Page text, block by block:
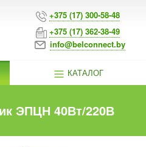
+375 (17) 300-58-48
+375 (17) 362-38-49
info@belconnect.by
КАТАЛОГ
ЭПЦН 40Вт/220В